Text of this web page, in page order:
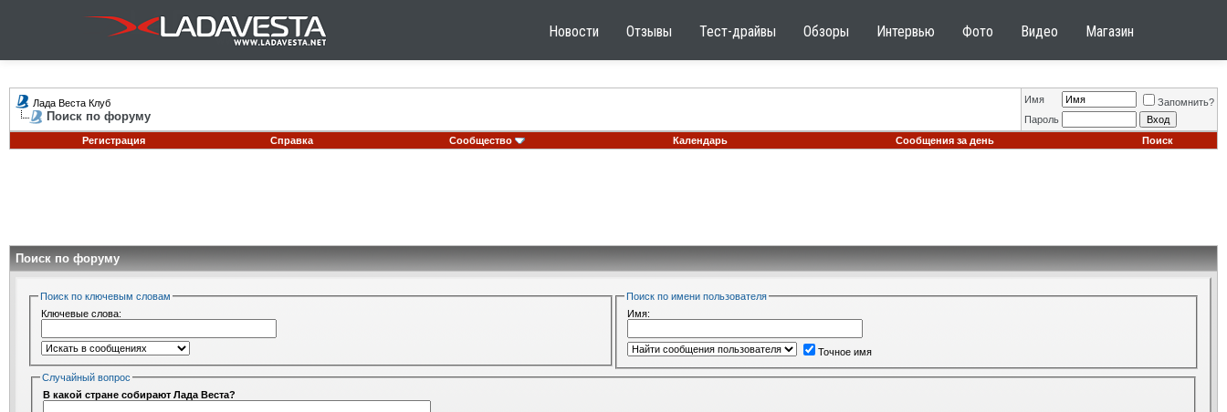
Новости Отзывы Тест-драйвы Обзоры Интервью Фото Видео Магазин
Лада Веста Клуб
Поиск по форуму
Имя
Запомнить?
Пароль
Регистрация
Справка Сообщество Календарь Сообщения за день Поиск
Поиск по форуму
Поиск по ключевым словам
Ключевые слова:
Поиск по имени пользователя
Имя:
Точное имя
Случайный вопрос
В какой стране собирают Лада Веста?